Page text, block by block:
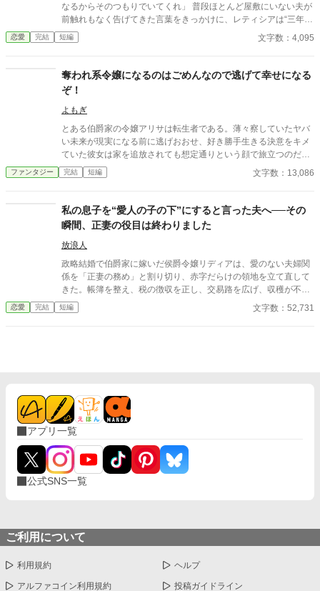
なるからそのつもりでいてくれ」 普段ほとんど屋敷にいない夫が
前触れもなく告げてきた言葉をきっかけに、レティシアは“三年
間”の契約を終わらせることにした。 赤の他人を屋敷に迎えるこ
とはしない。 不要なものに感情を砕く理由などない。 「だって、
切り捨ててしまいましょう。
恋愛 完結 短編 文字数：4,095
奪われ系令嬢になるのはごめんなので逃げて幸せになる
ぞ！
よもぎ
とある伯爵家の令嬢アリサは転生者である。薄々察していたヤバ
い未来が現実になる前に逃げおおせ、好き勝手生きる決意をキメ
ていた彼女は家を追放されても想定通りという顔で旅立つのだっ
た。
ファンタジー 完結 短編 文字数：13,086
私の息子を“愛人の子の下”にすると言った夫へ──その
瞬間、正妻の役目は終わりました
放浪人
政略結婚で伯爵家に嫁いだ侯爵令嬢リディアは、愛のない夫婦関
係を「正妻の務め」と割り切り、赤字だらけの領地を立て直して
きた。帳簿を整え、税の徴収を正し、交易路を広げ、収穫が不安
定な年には備蓄を回す――伯爵家の体裁を保ってきたのは、いつ
も彼女の実務だった。 だがある日、夫オスヴァルドが屋敷に連れ
恋愛 完結 短編 文字数：52,731
アプリ一覧
公式SNS一覧
ご利用について
利用規約 ヘルプ
アルファコイン利用規約 投稿ガイドライン